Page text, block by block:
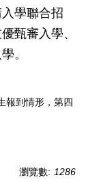
學聯合招
甄審入學、
。
報到情形，第四
瀏覽數: 1286